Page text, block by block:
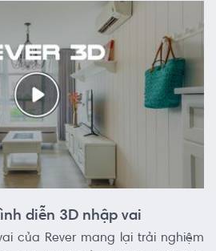
diễn 3D nhập vai
của Rever mang lại trải nghiệm